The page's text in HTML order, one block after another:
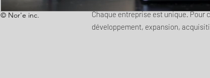
© Nor'e inc.
Chaque entreprise est unique. Pour
développement, expansion,